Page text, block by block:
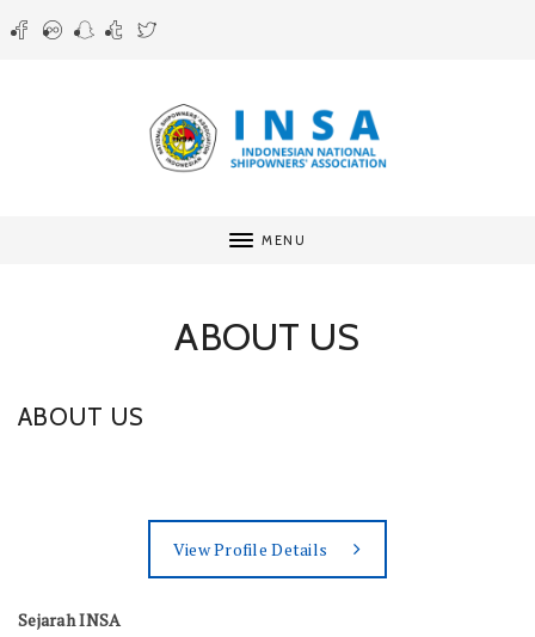
MENU
ABOUT US
ABOUT US
View Profile Details
Sejarah INSA